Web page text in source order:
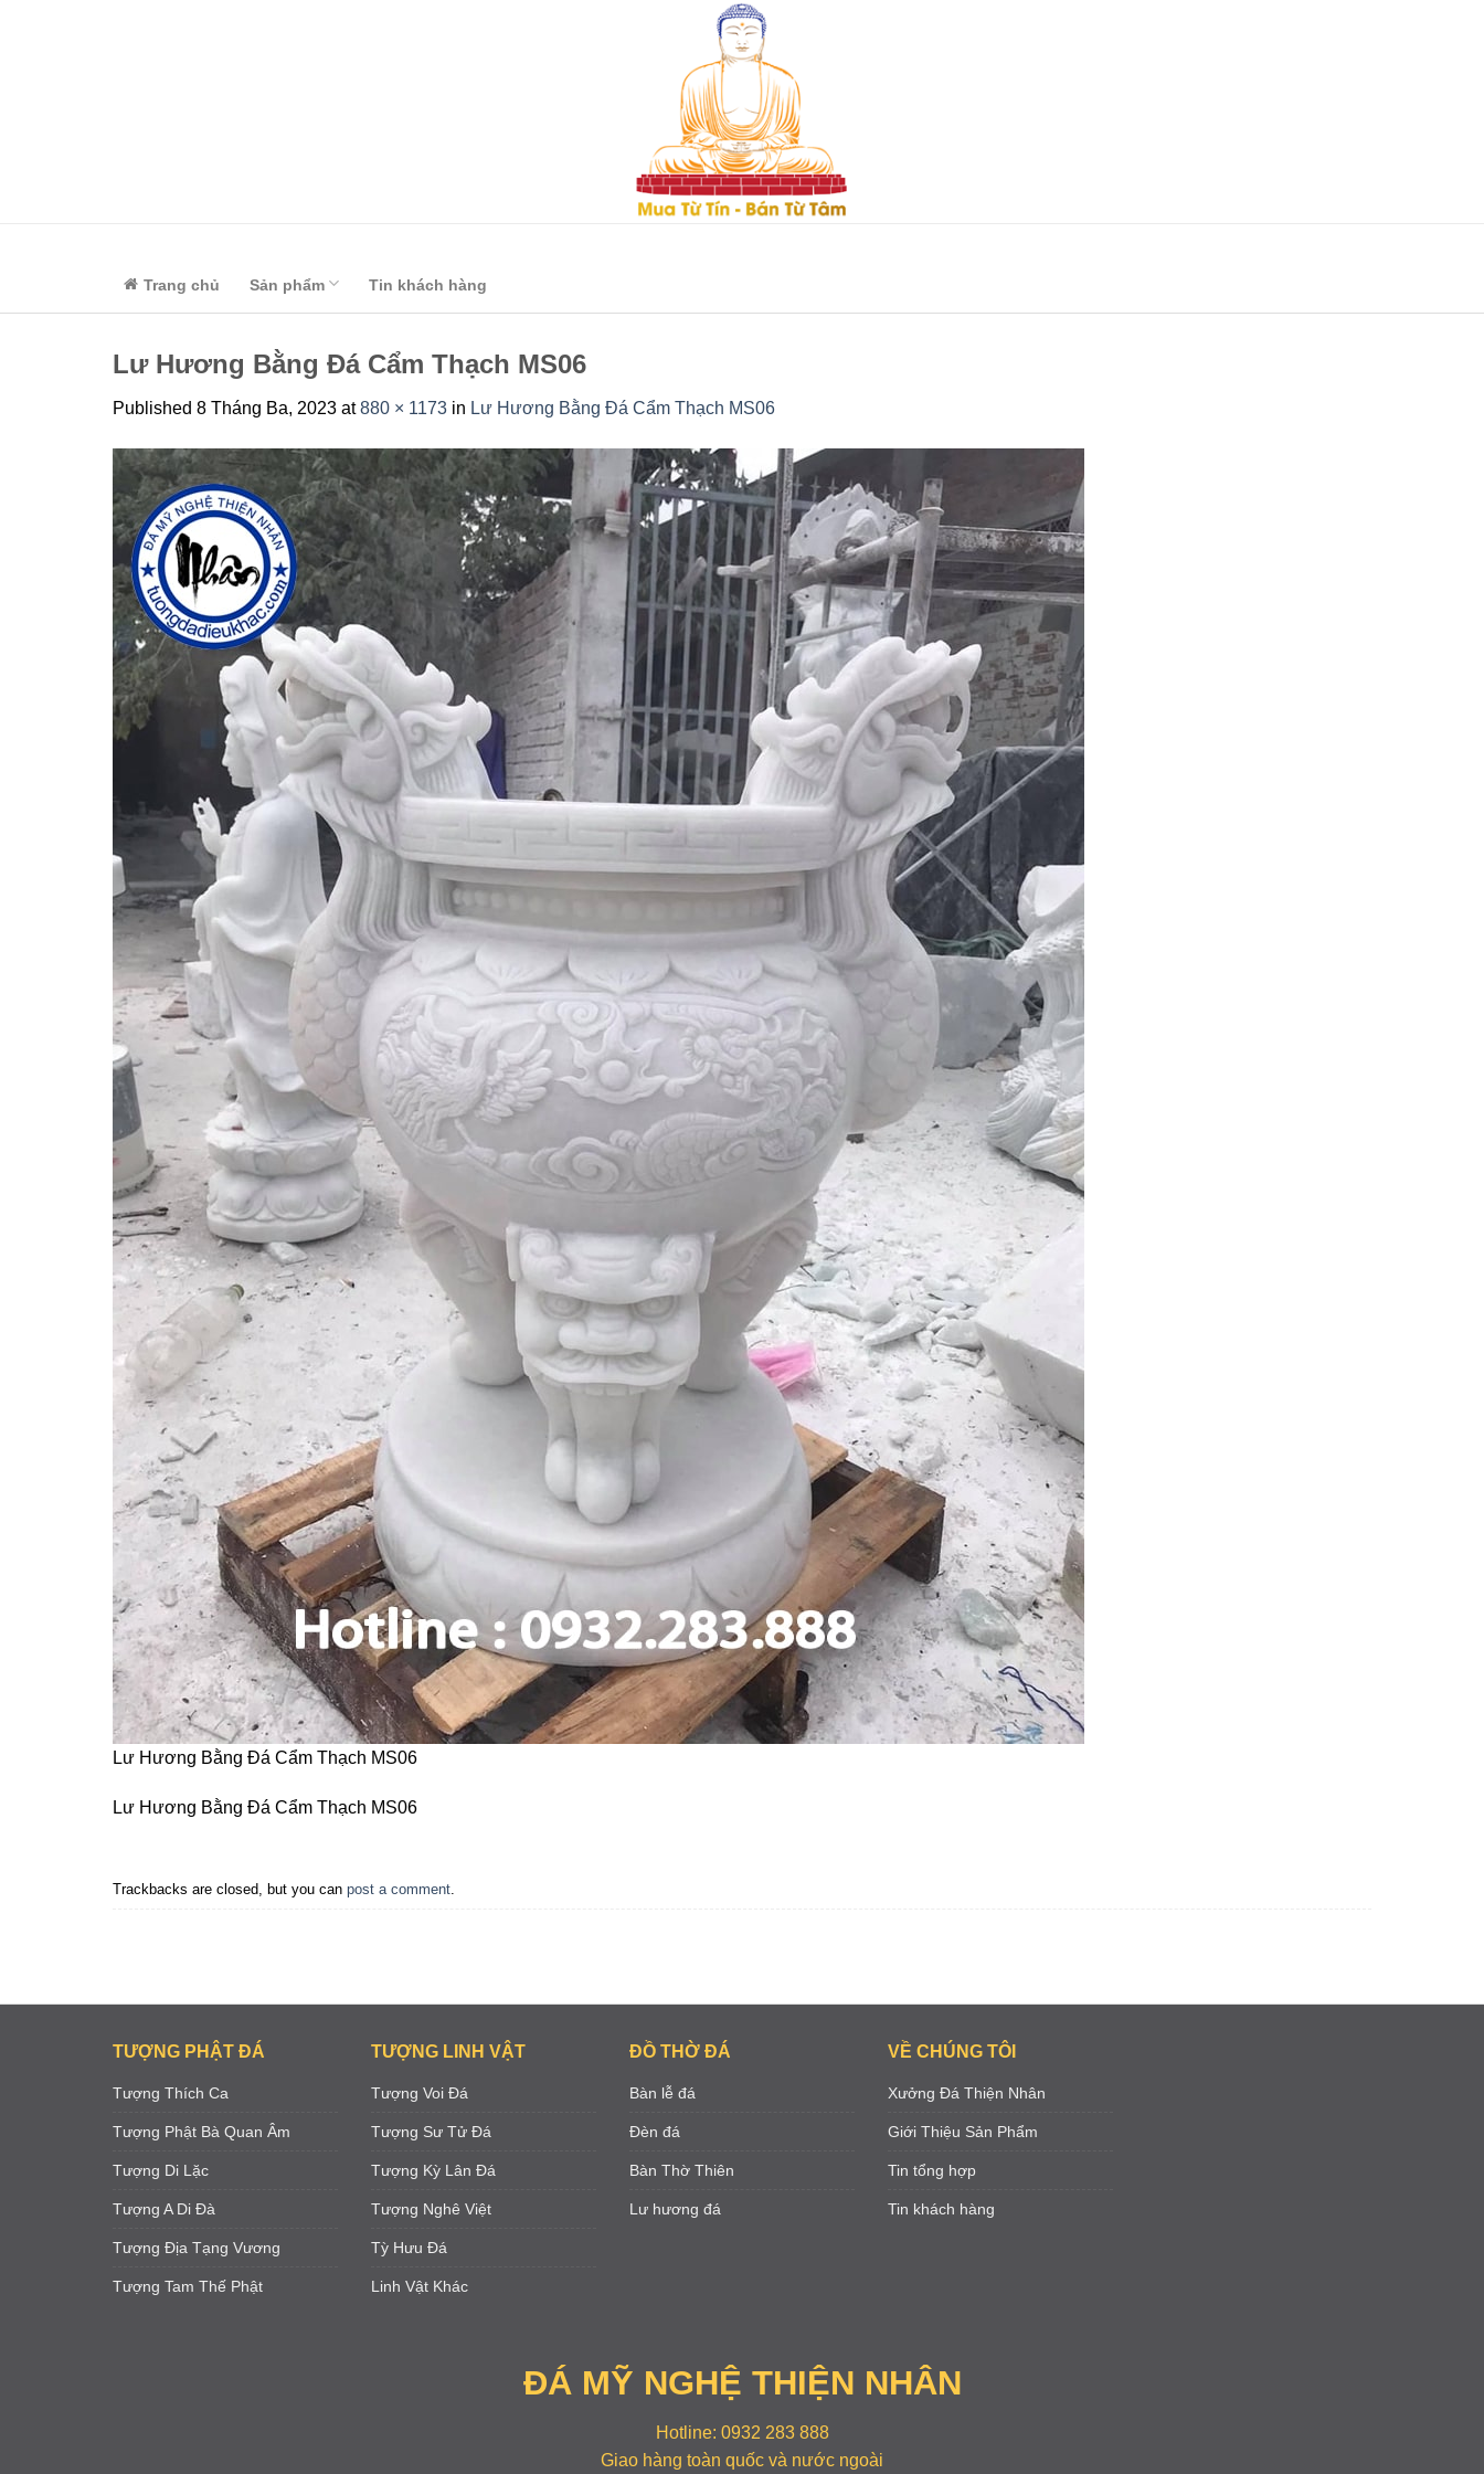
Trang chủ Sản phẩm Tin khách hàng
Lư Hương Bằng Đá Cẩm Thạch MS06
Published 8 Tháng Ba, 2023 at880 × 1173 in Lư Hương Bằng Đá Cẩm Thạch MS06
Lư Hương Bằng Đá Cẩm Thạch MS06
Lư Hương Bằng Đá Cẩm Thạch MS06
Trackbacks are closed, but you can post a comment
TƯỢNG PHẬT ĐÁ
Tượng Thích Ca
Tượng Phật Bà Quan Âm
Tượng Di Lặc
Tượng A Di Đà
Tượng Địa Tạng Vương
Tượng Tam Thế Phật
TƯỢNG LINH VẬT
Tượng Voi Đá
Tượng Sư Tử Đá
Tượng Kỳ Lân Đá
Tượng Nghê Việt
Tỳ Hưu Đá
Linh Vật Khác
ĐỒ THỜ ĐÁ
Bàn lễ đá
Đèn đá
Bàn Thờ Thiên
Lư hương đá
VỀ CHÚNG TÔI
Xưởng Đá Thiện Nhân
Giới Thiệu Sản Phẩm
Tin tổng hợp
Tin khách hàng
ĐÁ MỸ NGHỆ THIỆN NHÂN
Hotline: 0932 283 888
Giao hàng toàn quốc và nước ngoài